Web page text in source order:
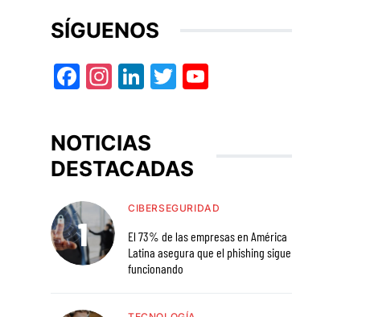
SÍGUENOS
Facebook
Instagram
LinkedIn
Twitter
NOTICIAS
DESTACADAS
CIBERSEGURIDAD
El 73% de las empresas en América
Latina asegura que el phishing sigue
funcionando